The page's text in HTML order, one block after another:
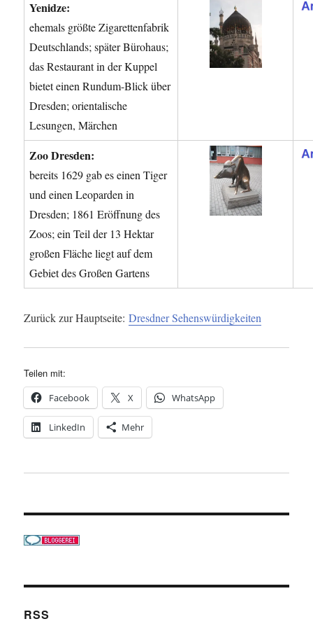
Yenidze:
ehemals größte Zigarettenfabrik
Deutschlands; später Bürohaus;
das Restaurant in der Kuppel
bietet einen Rundum-Blick über
Dresden; orientalische
Lesungen, Märchen
Zoo Dresden:
bereits 1629 gab es einen Tiger
und einen Leoparden in
Dresden; 1861 Eröffnung des
Zoos; ein Teil der 13 Hektar
großen Fläche liegt auf dem
Gebiet des Großen Gartens
Zurück zur Hauptseite:Dresdner Sehenswürdigkeiten
Teilen mit:
Facebook X WhatsApp
LinkedIn Mehr
RSS